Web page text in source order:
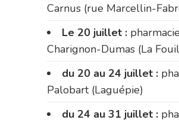
Carnus (rue Marcellin-
Le 20 juillet : pharmacie
Charignon-Dumas (La
du 20 au 24 juillet :
Palobart (Laguépie)
du 24 au 31 juillet :